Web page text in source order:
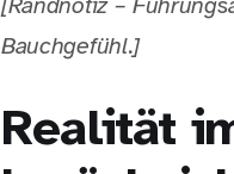
[Randnotiz –
Bauchgefühl.]
Realität